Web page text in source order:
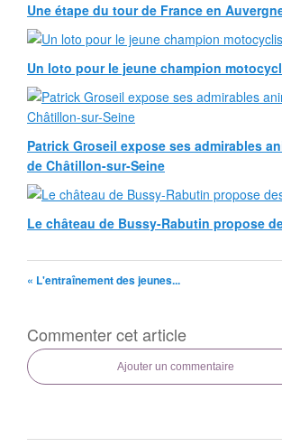
Une étape du tour de France en
Un loto pour le jeune champion
Patrick Groseil expose ses admirables
de Châtillon-sur-Seine
Le château de Bussy-Rabutin propose
« L'entraînement des jeunes...
Commenter cet article
Ajouter un commentaire